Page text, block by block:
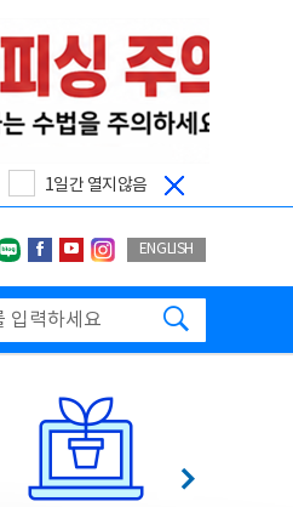
1일간 열지않음
네이버블로그
페이스북
유투브인스타그랩
ENGLISH
다음